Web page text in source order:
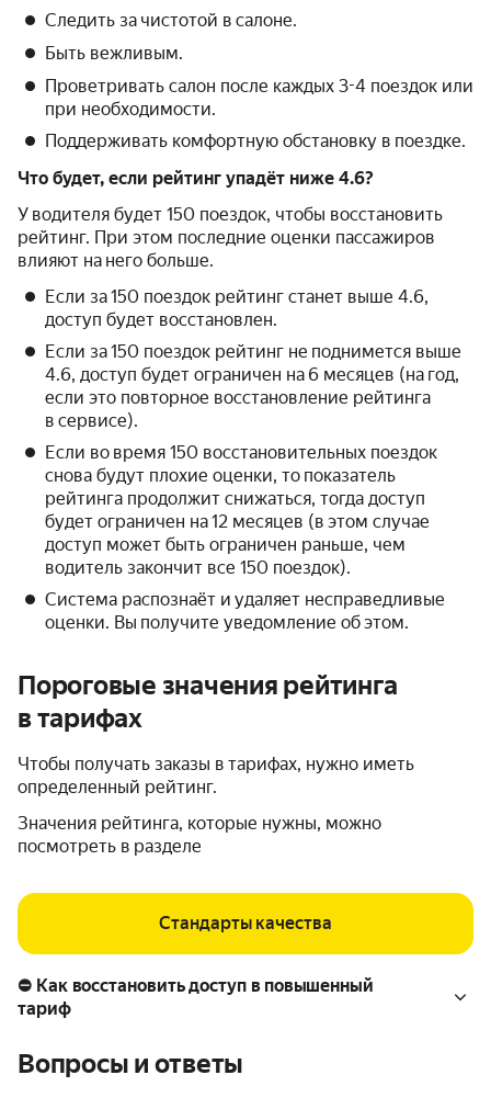
Следить за чистотой в салоне.
Быть вежливым.
Проветривать салон после каждых 3-4 поездок или
при необходимости.
Поддерживать комфортную обстановку в поездке.
Что будет, если рейтинг упадёт ниже 4.6?
У водителя будет 150 поездок, чтобы восстановить
рейтинг. При этом последние оценки пассажиров
влияют на него больше.
Если за 150 поездок рейтинг станет выше 4.6,
доступ будет восстановлен.
Если за 150 поездок рейтинг не поднимется выше
4.6, доступ будет ограничен на 6 месяцев (на год,
если это повторное восстановление рейтинга
в сервисе).
Если во время 150 восстановительных поездок
снова будут плохие оценки, то показатель
рейтинга продолжит снижаться, тогда доступ
будет ограничен на 12 месяцев (в этом случае
доступ может быть ограничен раньше, чем
водитель закончит все 150 поездок).
Система распознаёт и удаляет несправедливые
оценки. Вы получите уведомление об этом.
Пороговые значения рейтинга
в тарифах
Чтобы получать заказы в тарифах, нужно иметь
определенный рейтинг.
Значения рейтинга, которые нужны, можно
посмотреть в разделе
Стандарты качества
⛔ Как восстановить доступ в повышенный
тариф
Вопросы и ответы